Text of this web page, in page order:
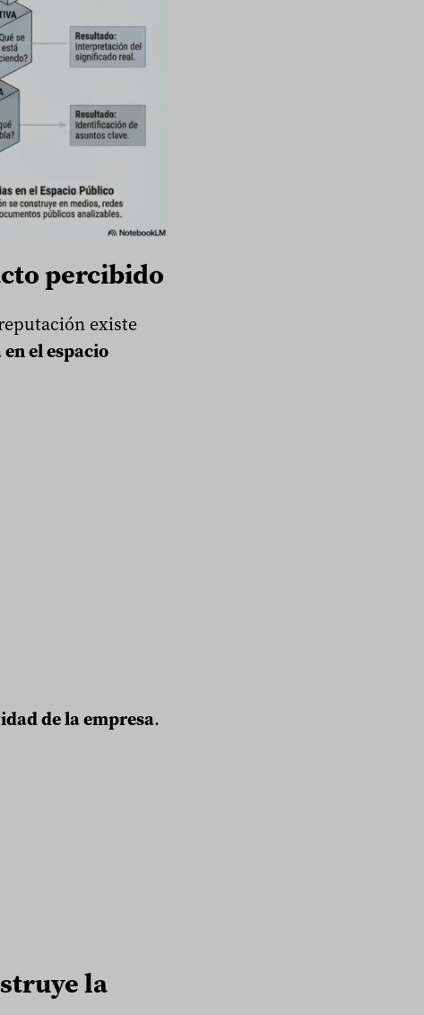
percibido
existe
el espacio
de la empresa.
la